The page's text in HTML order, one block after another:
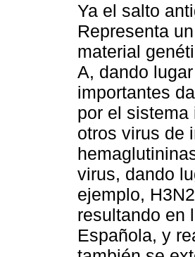
Ya el salto
Representa
material
A, dando
importantes
por el sistema
otros virus de
virus, dando
ejemplo,
resultando en
Española, y